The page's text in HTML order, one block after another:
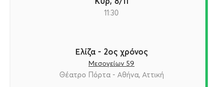
11:30
Ελίζα - 2ος χρόνος
Μεσογείων 59
Θέατρο Πόρτα - Αθήνα, Αττική